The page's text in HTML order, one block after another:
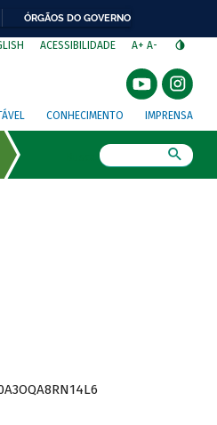
ÓRGÃOS DO GOVERNO
ACESSIBILIDADE A+ A-
CONHECIMENTO IMPRENSA